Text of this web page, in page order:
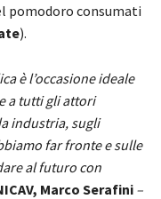
pomodoro consumati
).
è l’occasione ideale
a tutti gli attori
industria, sugli
far fronte e sulle
al futuro con
Marco Serafini –